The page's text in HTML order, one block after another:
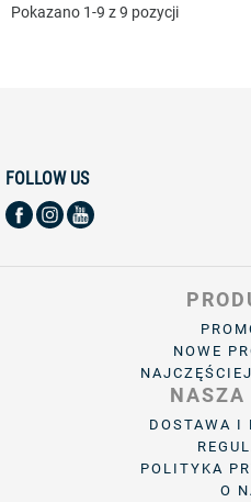
Pokazano 1-9 z 9 pozycji
FOLLOW US
NOWE
NASZA
DOSTAWA I
POLITYKA
O